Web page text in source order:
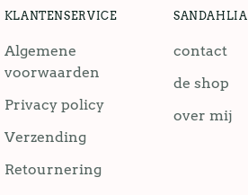
KLANTENSERVICE
Algemene
voorwaarden
Privacy policy
Verzending
Retournering
SANDAHLIA
contact
de shop
over mij